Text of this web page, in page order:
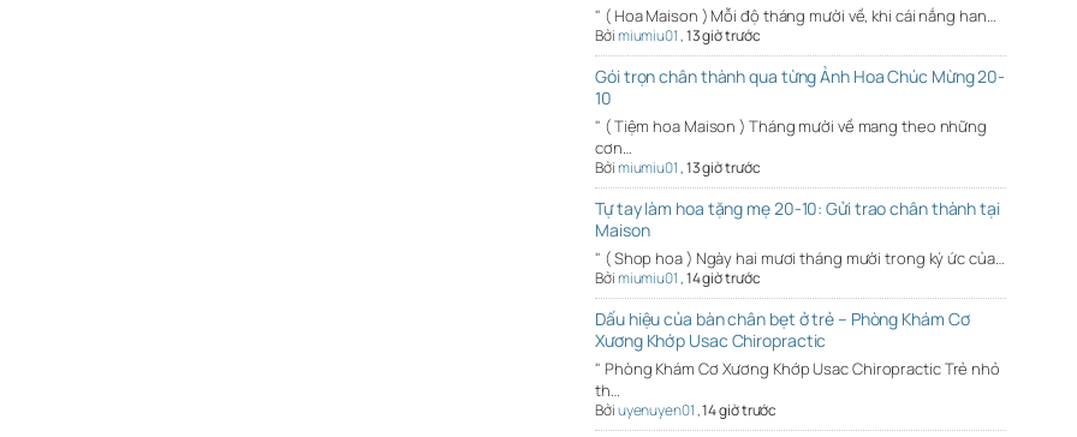
" ( Hoa Maison ) Mỗi độ tháng mười về, khi cái nắng han…
Bởimiumiu01,13 giờ trước
Gói trọn chân thành qua từng Ảnh Hoa Chúc Mừng 20-
10
" ( Tiệm hoa Maison ) Tháng mười về mang theo những
cơn…
Bởimiumiu01,13 giờ trước
Tự tay làm hoa tặng mẹ 20-10: Gửi trao chân thành tại
Maison
" ( Shop hoa ) Ngày hai mươi tháng mười trong ký ức của…
Bởimiumiu01,14 giờ trước
Dấu hiệu của bàn chân bẹt ở trẻ – Phòng Khám Cơ
Xương Khớp Usac Chiropractic
" Phòng Khám Cơ Xương Khớp Usac Chiropractic Trẻ nhỏ
th…
Bởiuyenuyen01,14 giờ trước